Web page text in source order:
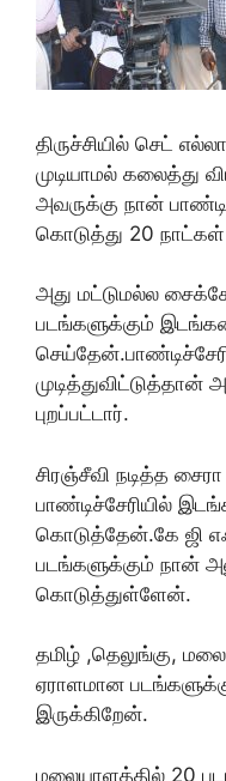
திருச்சியில் செட்
முடியாமல் கலைத்து
அவருக்கு நான்
கொடுத்து 20 நாட்கள்
அது மட்டுமல்ல
படங்களுக்கும்
முடித்துவிட்டுத்தான்
புறப்பட்டார்.
சிரஞ்சீவி நடித்த சைரா
பாண்டிச்சேரியில்
கொடுத்தேன்.கே ஜி
படங்களுக்கும் நான்
கொடுத்துள்ளேன்.
தமிழ் ,தெலுங்கு,
ஏராளமான
இருக்கிறேன்.
மலையாளத்தில் 20